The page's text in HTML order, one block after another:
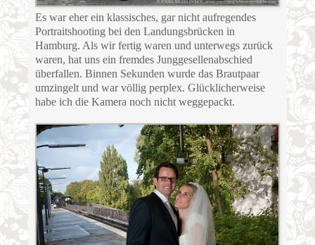
Es war eher ein klassisches, gar nicht aufregendes
Portraitshooting bei den Landungsbrücken in
Hamburg. Als wir fertig waren und unterwegs zurück
waren, hat uns ein fremdes Junggesellenabschied
überfallen. Binnen Sekunden wurde das Brautpaar
umzingelt und war völlig perplex. Glücklicherweise
habe ich die Kamera noch nicht weggepackt.